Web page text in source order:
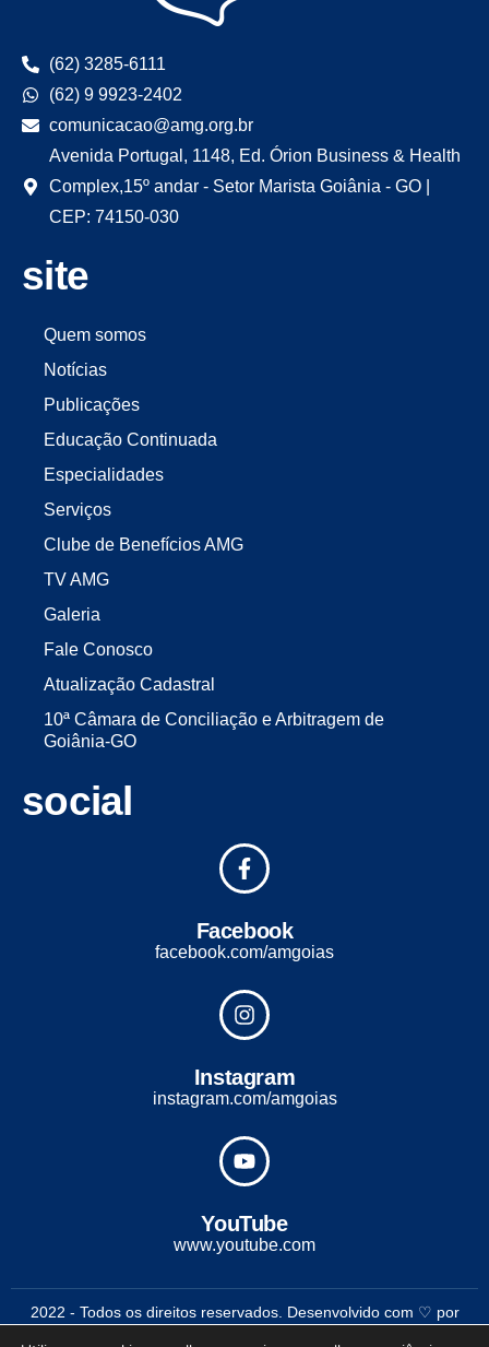
(62) 3285-6111
(62) 9 9923-2402
comunicacao@amg.org.br
Avenida Portugal, 1148, Ed. Órion Business & Health
Complex,15º andar - Setor Marista Goiânia - GO |
CEP: 74150-030
site
Quem somos
Notícias
Publicações
Educação Continuada
Especialidades
Serviços
Clube de Benefícios AMG
TV AMG
Galeria
Fale Conosco
Atualização Cadastral
10ª Câmara de Conciliação e Arbitragem de
Goiânia-GO
social
Facebook
facebook.com/amgoias
Instagram
instagram.com/amgoias
YouTube
www.youtube.com
2022 - Todos os direitos reservados. Desenvolvido com ♡ por